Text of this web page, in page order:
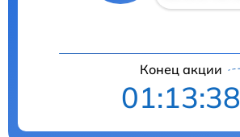
Конец акции
01:13:37